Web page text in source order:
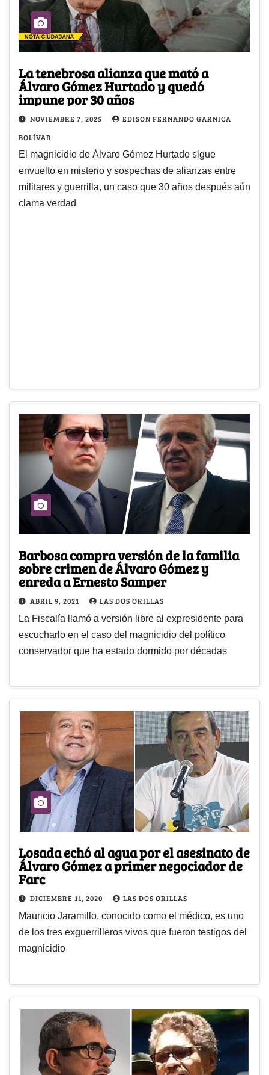
La tenebrosa alianza que mató a
Álvaro Gómez Hurtado y quedó
impune por 30 años
NOVIEMBRE 7, 2025
EDISON FERNANDO GARNICA
BOLÍVAR
El magnicidio de Álvaro Gómez Hurtado sigue
envuelto en misterio y sospechas de alianzas entre
militares y guerrilla, un caso que 30 años después aún
clama verdad
Barbosa compra versión de la familia
sobre crimen de Álvaro Gómez y
enreda a Ernesto Samper
ABRIL 9, 2021 LAS DOS ORILLAS
La Fiscalía llamó a versión libre al expresidente para
escucharlo en el caso del magnicidio del político
conservador que ha estado dormido por décadas
Losada echó al agua por el asesinato de
Álvaro Gómez a primer negociador de
Farc
DICIEMBRE 11, 2020 LAS DOS ORILLAS
Mauricio Jaramillo, conocido como el médico, es uno
de los tres exguerrilleros vivos que fueron testigos del
magnicidio